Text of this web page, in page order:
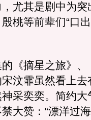
尤其是剧中为突
桃等前辈们“口
摘星之旅》、
汶霏虽然看上去
采奕奕。简约大
大赞：“漂洋过